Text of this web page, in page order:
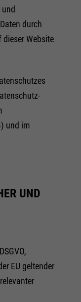
durch
Website
und im
UND
EU geltender